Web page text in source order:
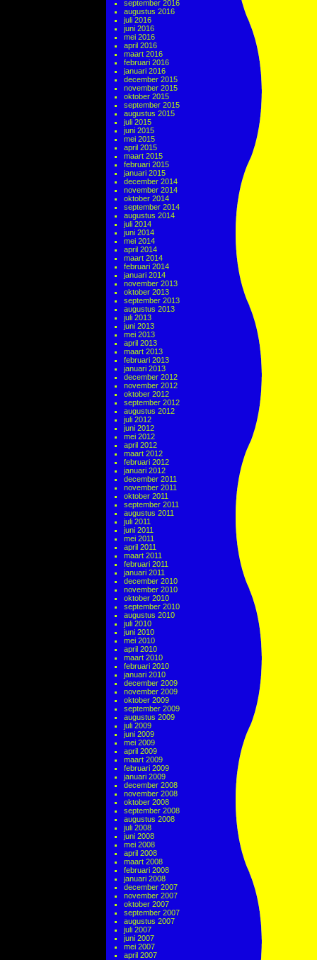
september 2016
augustus 2016
juli 2016
juni 2016
mei 2016
april 2016
maart 2016
februari 2016
januari 2016
december 2015
november 2015
oktober 2015
september 2015
augustus 2015
juli 2015
juni 2015
mei 2015
april 2015
maart 2015
februari 2015
januari 2015
december 2014
november 2014
oktober 2014
september 2014
augustus 2014
juli 2014
juni 2014
mei 2014
april 2014
maart 2014
februari 2014
januari 2014
november 2013
oktober 2013
september 2013
augustus 2013
juli 2013
juni 2013
mei 2013
april 2013
maart 2013
februari 2013
januari 2013
december 2012
november 2012
oktober 2012
september 2012
augustus 2012
juli 2012
juni 2012
mei 2012
april 2012
maart 2012
februari 2012
januari 2012
december 2011
november 2011
oktober 2011
september 2011
augustus 2011
juli 2011
juni 2011
mei 2011
april 2011
maart 2011
februari 2011
januari 2011
december 2010
november 2010
oktober 2010
september 2010
augustus 2010
juli 2010
juni 2010
mei 2010
april 2010
maart 2010
februari 2010
januari 2010
december 2009
november 2009
oktober 2009
september 2009
augustus 2009
juli 2009
juni 2009
mei 2009
april 2009
maart 2009
februari 2009
januari 2009
december 2008
november 2008
oktober 2008
september 2008
augustus 2008
juli 2008
juni 2008
mei 2008
april 2008
maart 2008
februari 2008
januari 2008
december 2007
november 2007
oktober 2007
september 2007
augustus 2007
juli 2007
juni 2007
mei 2007
april 2007